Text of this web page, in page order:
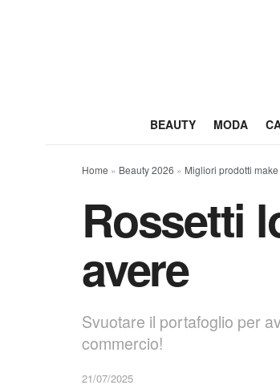
BEAUTY MODA
Home » Beauty 2026 » Migliori prodotti
Rossetti
avere
Svuotare il portafoglio per
commercio!
21/07/2025